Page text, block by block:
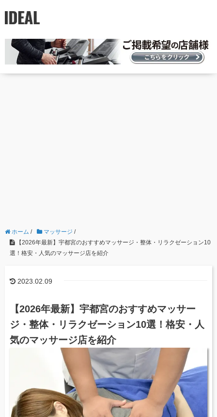
ホーム / マッサージ /
【2026年最新】宇都宮のおすすめマッサージ・整体・リラクゼーション10
選！格安・人気のマッサージ店を紹介
2023.02.09
【2026年最新】宇都宮のおすすめマッサー
ジ・整体・リラクゼーション10選！格安・人
気のマッサージ店を紹介